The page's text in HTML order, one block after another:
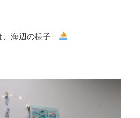
、海辺の様子